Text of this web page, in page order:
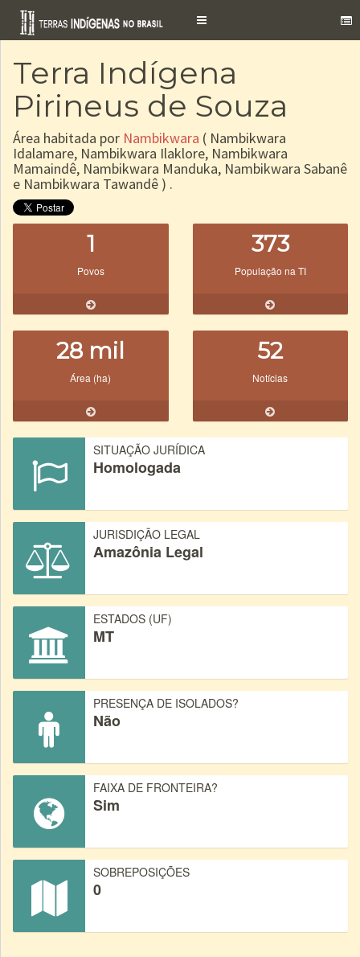
Toggle
Terra Indígena
Pirineus de Souza
Área habitada por Nambikwara ( Nambikwara
Idalamare, Nambikwara Ilaklore, Nambikwara
Mamaindê, Nambikwara Manduka, Nambikwara Sabanê
e Nambikwara Tawandê ) .
1
Povos
373
População na TI
28 mil
Área (ha)
52
Notícias
SITUAÇÃO JURÍDICA
Homologada
JURISDIÇÃO LEGAL
Amazônia Legal
ESTADOS (UF)
MT
PRESENÇA DE ISOLADOS?
Não
FAIXA DE FRONTEIRA?
Sim
SOBREPOSIÇÕES
0